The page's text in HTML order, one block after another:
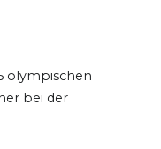
olympischen
bei der